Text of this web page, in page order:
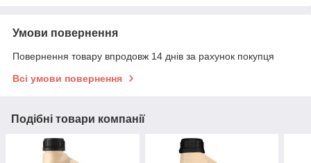
Умови повернення
Повернення товару впродовж 14 днів за рахунок покупця
Всі умови повернення
Подібні товари компанії